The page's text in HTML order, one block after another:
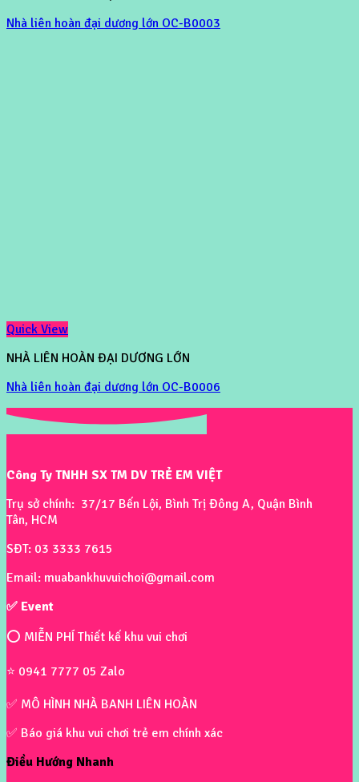
Nhà liên hoàn đại dương lớn OC-B0003
Quick View
NHÀ LIÊN HOÀN ĐẠI DƯƠNG LỚN
Nhà liên hoàn đại dương lớn OC-B0006
Công Ty TNHH SX TM DV TRẺ EM VIỆT
Trụ sở chính: 37/17 Bến Lội, Bình Trị Đông A, Quận Bình
Tân, HCM
SĐT: 03 3333 7615
Email: muabankhuvuichoi@gmail.com
✅ Event
⭕ MIỄN PHÍ Thiết kế khu vui chơi
⭐ 0941 7777 05 Zalo
✅ MÔ HÌNH NHÀ BANH LIÊN HOÀN
✅ Báo giá khu vui chơi trẻ em chính xác
Điều Hướng Nhanh